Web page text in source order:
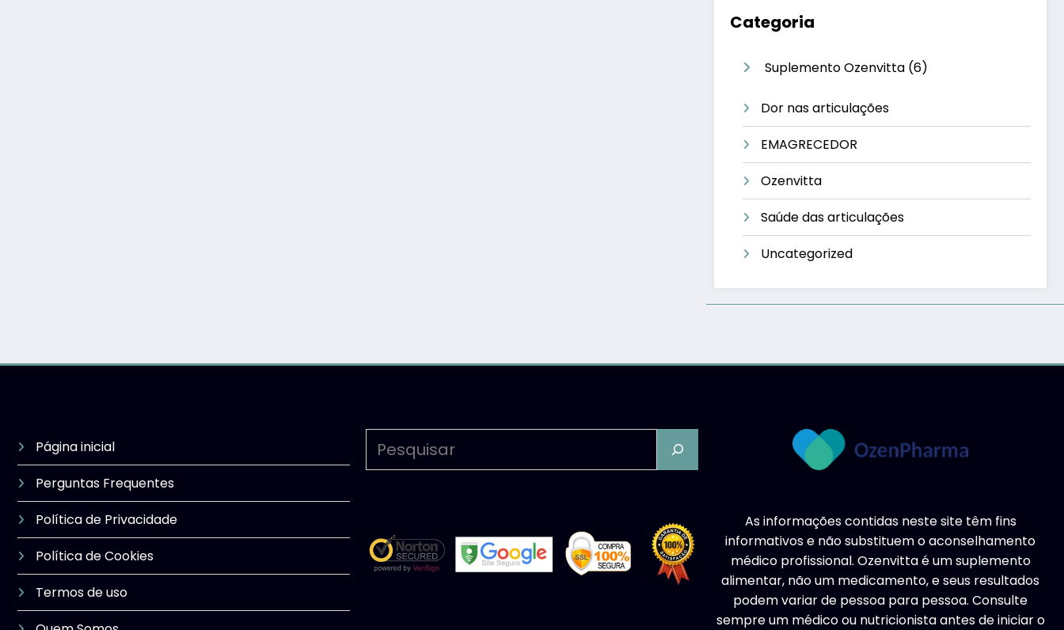
Categoria
Suplemento Ozenvitta 66
Dor nas articulações
EMAGRECEDOR
Ozenvitta
Saúde das articulações
Uncategorized
Página inicial
Perguntas Frequentes
Política de Privacidade
Política de Cookies
Termos de uso
As informações contidas neste site têm fins
informativos e não substituem o aconselhamento
médico profissional. Ozenvitta é um suplemento
alimentar, não um medicamento, e seus resultados
podem variar de pessoa para pessoa. Consulte
sempre um médico ou nutricionista antes de iniciar o